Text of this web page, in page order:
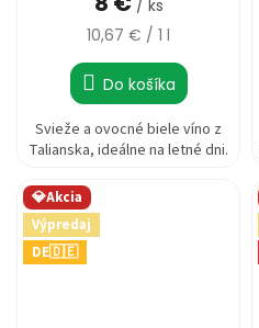
/ ks
Jednotková
10,67 € / 1 l
Do košíka
Svieže a ovocné biele víno z
Talianska, ideálne na letné dni.
💎Akcia
Výpredaj
DE🇩🇪